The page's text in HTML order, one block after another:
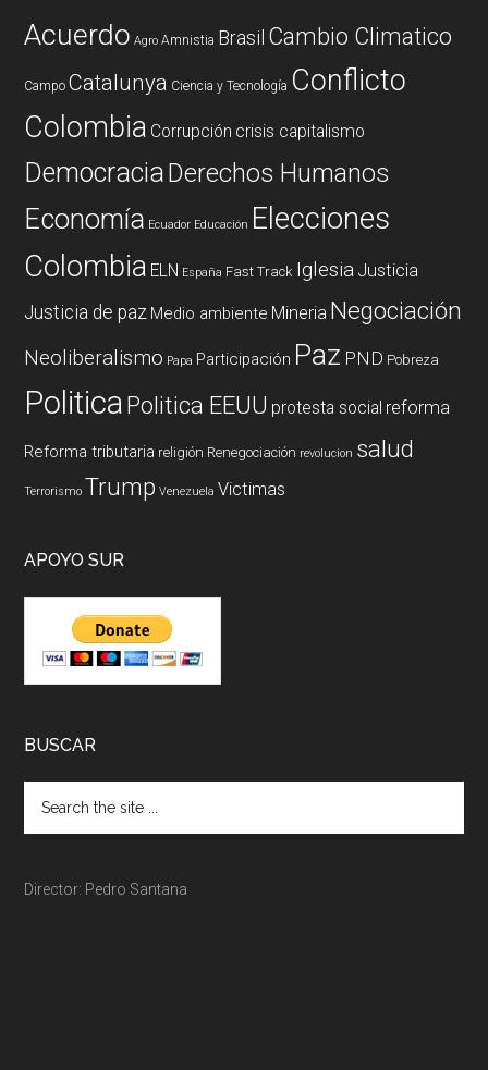
Acuerdo Agro Amnistia Brasil Cambio Climatico
Campo Catalunya Ciencia y Tecnología Conflicto
Colombia Corrupción crisis capitalismo
DemocraciaDerechos Humanos
Economía Ecuador Educación Elecciones
Colombia ELN España Fast Track Iglesia Justicia
Justicia de paz Medio ambiente Mineria Negociación
Neoliberalismo Papa Participación Paz PND Pobreza
PoliticaPolitica EEUU protesta social reforma
Reforma tributaria religión Renegociación revolucion salud
Terrorismo Trump Venezuela Victimas
APOYO SUR
BUSCAR
Director: Pedro Santana